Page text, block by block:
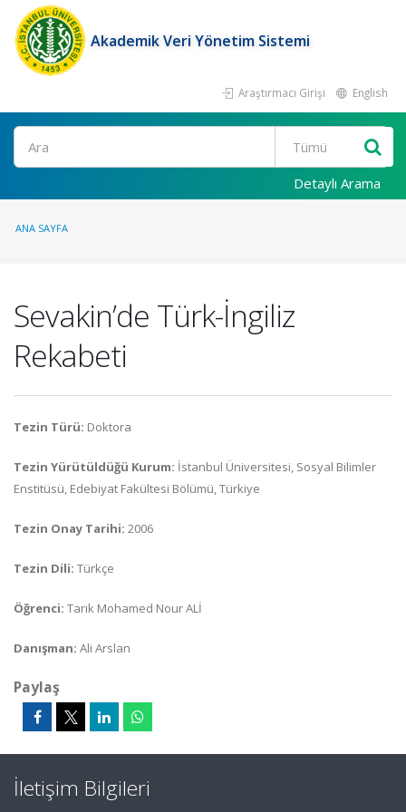
Akademik Veri Yönetim Sistemi
Araştırmacı Girişi English
Ara
Detaylı Arama
ANA SAYFA
Sevakin’de Türk-İngiliz
Rekabeti
Tezin Türü: Doktora
Tezin Yürütüldüğü Kurum: İstanbul Üniversitesi, Sosyal Bilimler
Enstitüsü, Edebiyat Fakültesi Bölümü, Türkiye
Tezin Onay Tarihi: 2006
Tezin Dili: Türkçe
Öğrenci: Tarık Mohamed Nour ALİ
Danışman: Ali Arslan
Paylaş
İletişim Bilgileri